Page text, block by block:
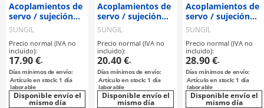
Acoplamientos de
servo / sujeción
por tornillo
prisionero,
chaveta / 1 disco:
acero / cuerpo:
aluminio / SHDS-
56 / SUNGIL
SUNGIL
Precio normal (IVA no
incluido):
17.90 €-
Días mínimos de envío:
Artículo en stock: 1 día
laborable
Disponible envío el
mismo día
Acoplamientos de
servo / sujeción
por tornillo
prisionero,
chaveta / 2 discos:
acero / cuerpo:
aluminio / SDWB /
SUNGIL
SUNGIL
Precio normal (IVA no
incluido):
20.40 €-
Días mínimos de envío:
Artículo en stock: 1 día
laborable
Disponible envío el
mismo día
Acoplamientos de
servo / sujeción
por cubo, chaveta
/ 2 discos: acero /
cuerpo: aluminio /
SDWC / SUNGIL
SUNGIL
Precio normal (IVA no
incluido):
28.90 €-
Días mínimos de envío:
Artículo en stock: 1 día
laborable
Disponible envío el
mismo día